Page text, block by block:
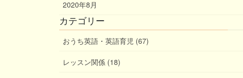
2020年8月
カテゴリー
おうち英語・英語育児 (67)
レッスン関係 (18)